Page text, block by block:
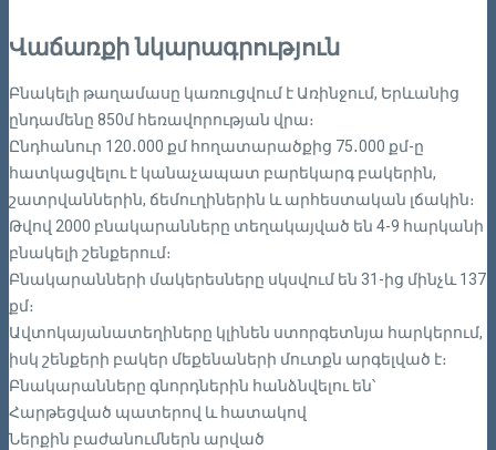
Վաճառքի նկարագրություն
Բնակելի թաղամասը կառուցվում է Առինջում, Երևանից
ընդամենը 850մ հեռավորության վրա։
Ընդհանուր 120․000 քմ հողատարածքից 75․000 քմ-ը
հատկացվելու է կանաչապատ բարեկարգ բակերին,
շատրվաններին, ճեմուղիներին և արհեստական լճակին։
Թվով 2000 բնակարանները տեղակայված են 4-9 հարկանի
բնակելի շենքերում։
Բնակարանների մակերեսները սկսվում են 31-ից մինչև 137
քմ։
Ավտոկայանատեղիները կլինեն ստորգետնյա հարկերում,
իսկ շենքերի բակեր մեքենաների մուտքն արգելված է։
Բնակարանները գնորդներին հանձնվելու են՝
Հարթեցված պատերով և հատակով
Ներքին բաժանումներն արված